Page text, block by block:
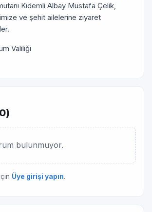
Kıdemli Albay Mustafa Çelik,
ve şehit ailelerine ziyaret
Valiliği
)
bulunmuyor.
Üye girişi yapın.